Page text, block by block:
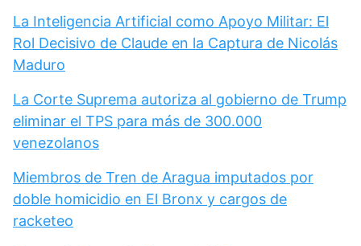
La Inteligencia Artificial como Apoyo Militar: El
Rol Decisivo de Claude en la Captura de Nicolás
Maduro
La Corte Suprema autoriza al gobierno de Trump
eliminar el TPS para más de 300.000
venezolanos
Miembros de Tren de Aragua imputados por
doble homicidio en El Bronx y cargos de
racketeo